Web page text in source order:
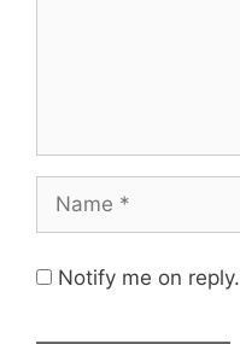
Notify me on reply.